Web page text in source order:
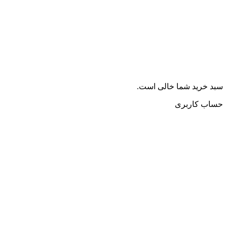
سبد خرید شما خالی است.
حساب کاربری